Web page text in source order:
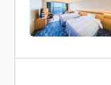
AQUA SQUARE
ト/10:00